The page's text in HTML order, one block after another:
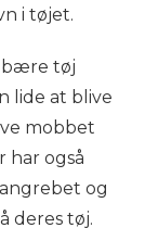
i tøjet.
bære tøj
lide at blive
mobbet
har også
og
deres tøj.